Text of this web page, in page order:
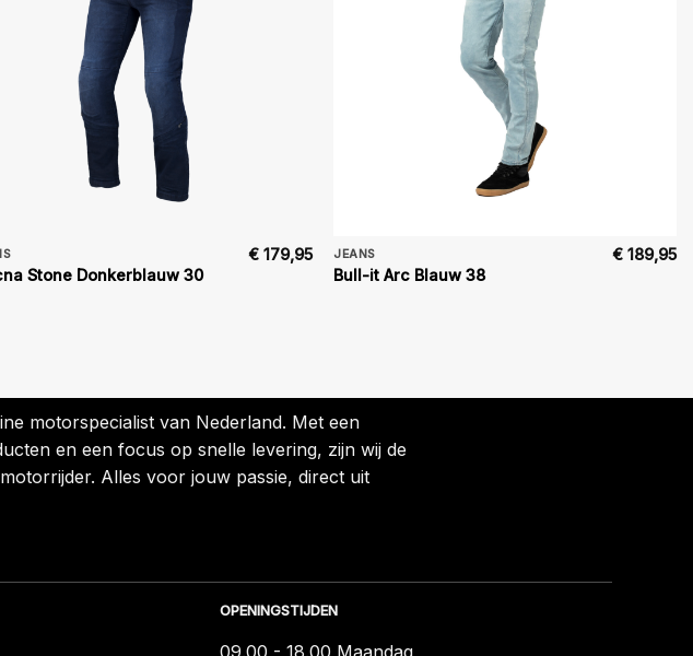
Stone Donkerblauw 30
€179,95 JEANS
Bull-it Arc Blauw 38
€ 189,95
motorspecialist van Nederland. Met een
en een focus op snelle levering, zijn wij de
Alles voor jouw passie, direct uit
OPENINGSTIJDEN
09.00 - 18.00 Maandag